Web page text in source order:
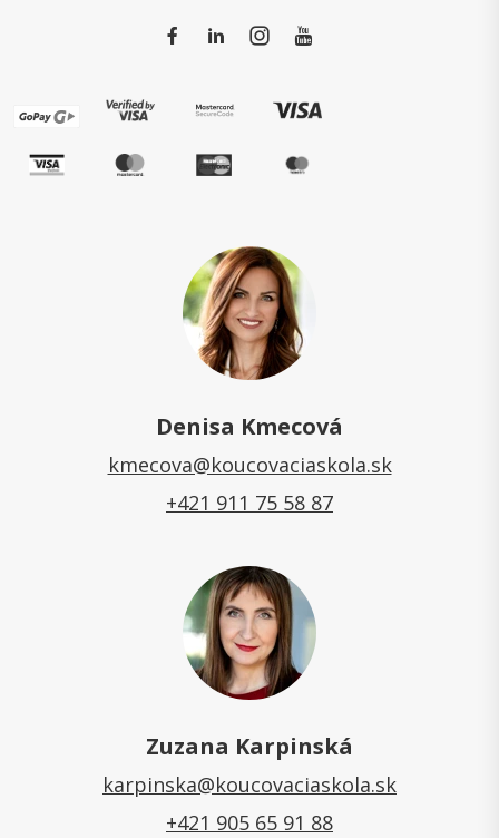
Denisa Kmecová
kmecova@koucovaciaskola.sk
+421 911 75 58 87
Zuzana Karpinská
karpinska@koucovaciaskola.sk
+421 905 65 91 88